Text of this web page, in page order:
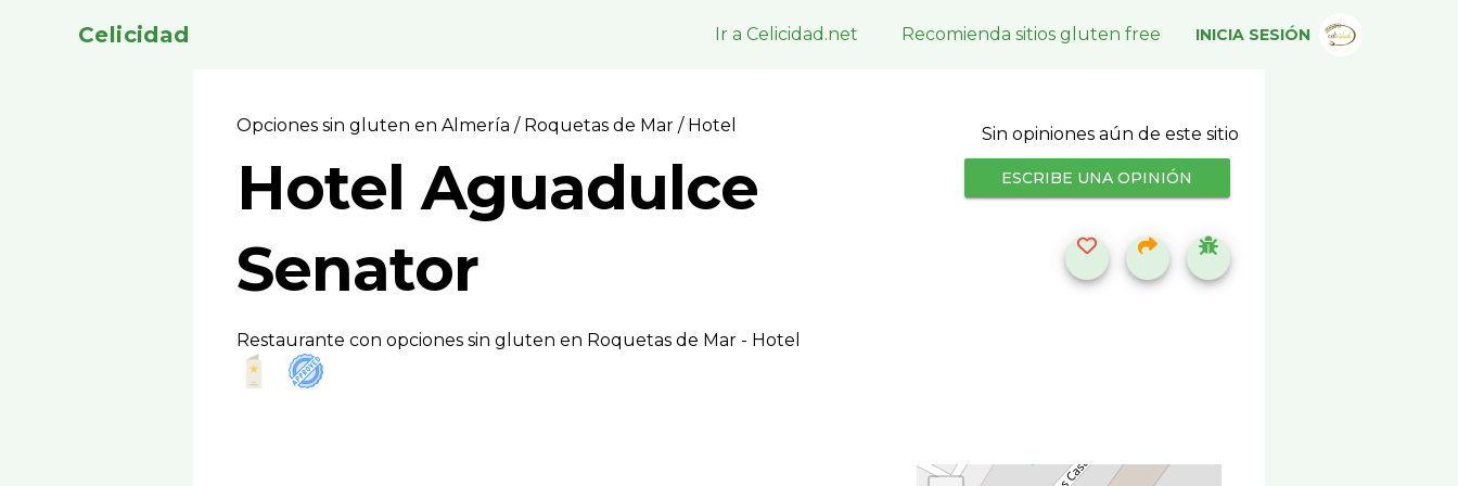
Celicidad Ir a Celicidad.net Recomienda sitios gluten free INICIA SESIÓN
Opciones sin gluten en Almería/ Roquetas de Mar / Hotel
Hotel Aguadulce
Senator
Restaurante con opciones sin gluten en Roquetas de Mar - Hotel
Sin opiniones aún de este sitio
ESCRIBE UNA OPINIÓN